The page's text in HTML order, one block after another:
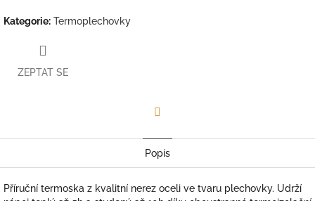
Kategorie: Termoplechovky
ZEPTAT SE
Popis
Příruční termoska z kvalitní nerez oceli ve tvaru plechovky. Udrží